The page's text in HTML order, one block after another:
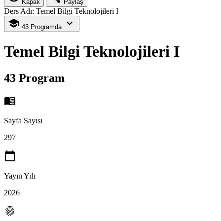
Kapak Paylaş
Ders Adı: Temel Bilgi Teknolojileri I
school 43 Programda expand_more
Temel Bilgi Teknolojileri I
43 Program
menu_book
Sayfa Sayısı
297
calendar_today
Yayın Yılı
2026
fingerprint